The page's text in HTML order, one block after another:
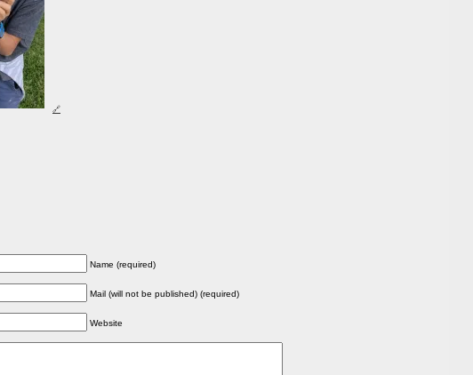
Name (required)
Mail (will not be published) (required)
Website